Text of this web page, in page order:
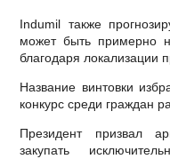
Indumil также
может быть примерно
благодаря локализации
Название винтовки
конкурс среди граждан
Президент призвал
закупать